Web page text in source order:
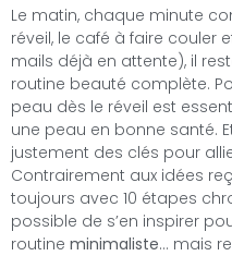
Le matin, chaque minute
réveil, le café à faire couler
mails déjà en attente), il
routine beauté complète.
peau dès le réveil est
une peau en bonne santé.
justement des clés pour
Contrairement aux idées
toujours avec 10 étapes
possible de s’en inspirer
routine minimaliste… mais